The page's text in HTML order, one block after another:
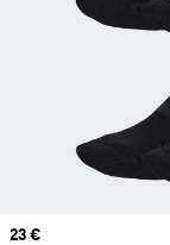
Prix
23 €